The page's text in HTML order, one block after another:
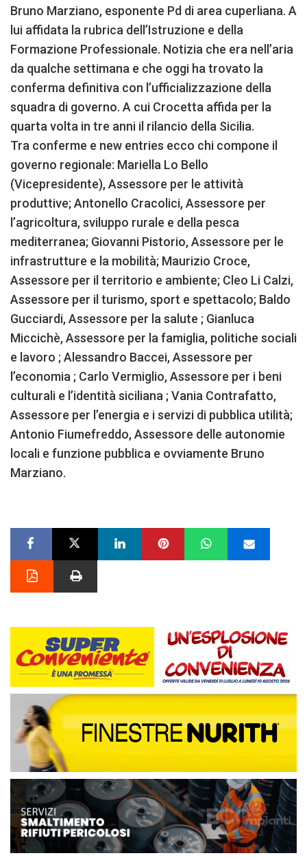
Bruno Marziano, esponente Pd di area cuperliana. A
lui affidata la rubrica dell’Istruzione e della
Formazione Professionale. Notizia che era nell’aria
da qualche settimana e che oggi ha trovato la
conferma definitiva con l’ufficializzazione della
squadra di governo. A cui Crocetta affida per la
quarta volta in tre anni il rilancio della Sicilia.
Tra conferme e new entries ecco chi compone il
governo regionale: Mariella Lo Bello
(Vicepresidente), Assessore per le attività
produttive; Antonello Cracolici, Assessore per
l’agricoltura, sviluppo rurale e della pesca
mediterranea; Giovanni Pistorio, Assessore per le
infrastrutture e la mobilità; Maurizio Croce,
Assessore per il territorio e ambiente; Cleo Li Calzi,
Assessore per il turismo, sport e spettacolo; Baldo
Gucciardi, Assessore per la salute ; Gianluca
Miccichè, Assessore per la famiglia, politiche sociali
e lavoro ; Alessandro Baccei, Assessore per
l’economia ; Carlo Vermiglio, Assessore per i beni
culturali e l’identità siciliana ; Vania Contrafatto,
Assessore per l’energia e i servizi di pubblica utilità;
Antonio Fiumefreddo, Assessore delle autonomie
locali e funzione pubblica e ovviamente Bruno
Marziano.